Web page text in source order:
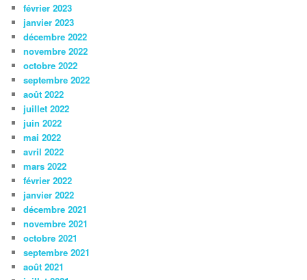
février 2023
janvier 2023
décembre 2022
novembre 2022
octobre 2022
septembre 2022
août 2022
juillet 2022
juin 2022
mai 2022
avril 2022
mars 2022
février 2022
janvier 2022
décembre 2021
novembre 2021
octobre 2021
septembre 2021
août 2021